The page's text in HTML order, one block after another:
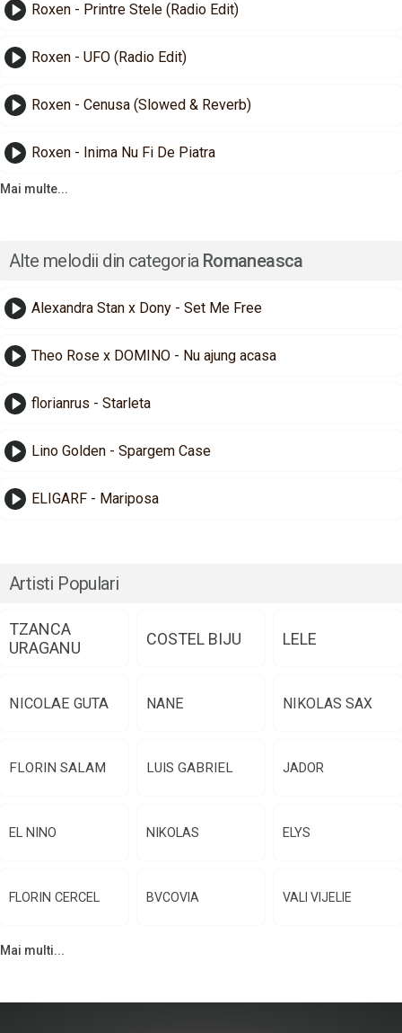
Roxen - Printre Stele (Radio Edit)
Roxen - UFO (Radio Edit)
Roxen - Cenusa (Slowed & Reverb)
Roxen - Inima Nu Fi De Piatra
Mai multe...
Alte melodii din categoria Romaneasca
Alexandra Stan x Dony - Set Me Free
Theo Rose x DOMINO - Nu ajung acasa
florianrus - Starleta
Lino Golden - Spargem Case
ELIGARF - Mariposa
Artisti Populari
TZANCA
URAGANU
COSTEL BIJU LELE
NICOLAE GUTA NANE NIKOLAS SAX
FLORIN SALAM LUIS GABRIEL JADOR
EL NINO NIKOLAS ELYS
FLORIN CERCEL BVCOVIA VALI VIJELIE
Mai multi...